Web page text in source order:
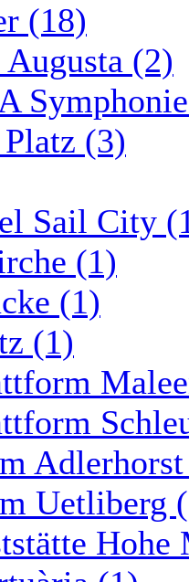
(18)
(2)
(3)
Sail City
(1)
(1)
(1)
Uetliberg
Hohe